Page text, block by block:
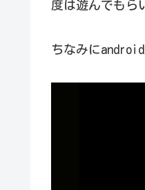
度は遊んでもら
ちなみに